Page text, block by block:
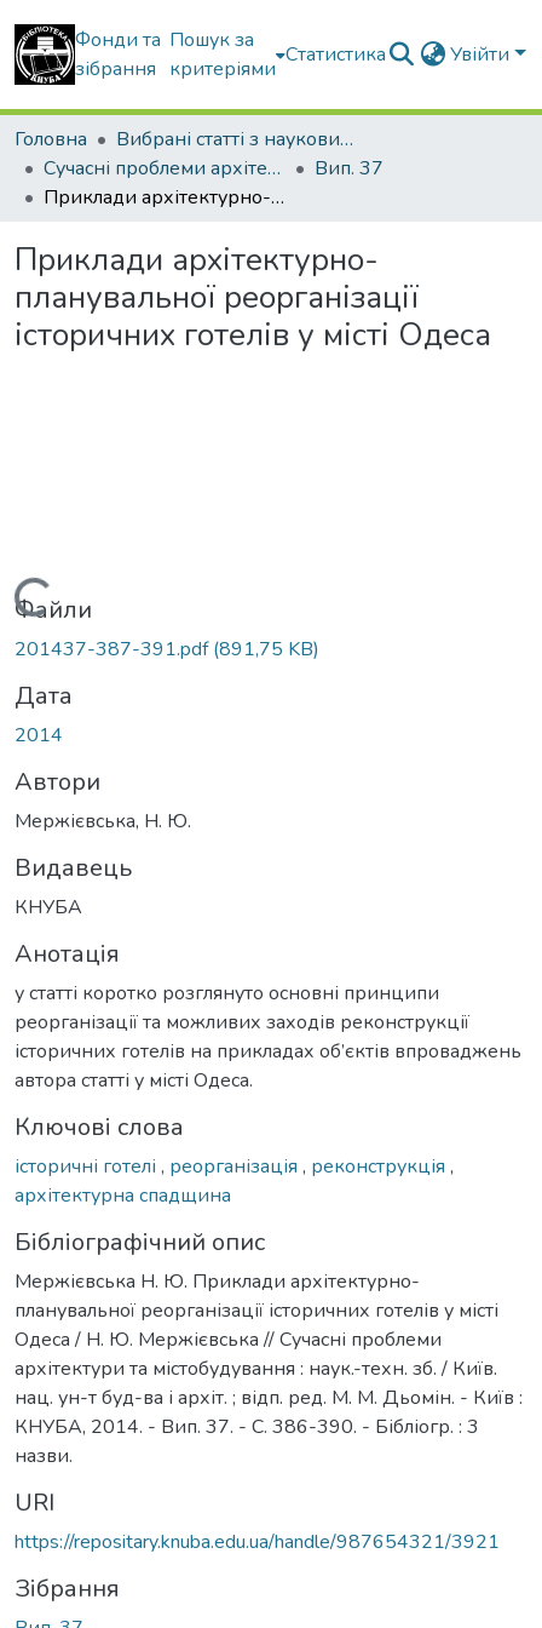
Фонди та
зібрання
Пошук за
критеріями
Статистика Увійти
Головна
Вибрані статті з наукових збірників КНУБА
Сучасні проблеми архітектури та містобудування
Вип. 37
Приклади архітектурно-планувальної реорганізації історичних готелів у місті Одеса
Приклади архітектурно-
планувальної реорганізації
історичних готелів у місті Одеса
Вантажиться...
Файли
201437-387-391.pdf(891,75 KB)
Дата
2014
Автори
Мержієвська, Н. Ю.
Видавець
КНУБА
Анотація
у статті коротко розглянуто основні принципи
реорганізації та можливих заходів реконструкції
історичних готелів на прикладах об’єктів впроваджень
автора статті у місті Одеса.
Ключові слова
історичні готелі , реорганізація , реконструкція ,
архітектурна спадщина
Бібліографічний опис
Мержієвська Н. Ю. Приклади архітектурно-
планувальної реорганізації історичних готелів у місті
Одеса / Н. Ю. Мержієвська // Сучасні проблеми
архітектури та містобудування : наук.-техн. зб. / Київ.
нац. ун-т буд-ва і архіт. ; відп. ред. М. М. Дьомін. - Київ :
КНУБА, 2014. - Вип. 37. - С. 386-390. - Бібліогр. : 3
назви.
URI
https://repositary.knuba.edu.ua/handle/987654321/3921
Зібрання